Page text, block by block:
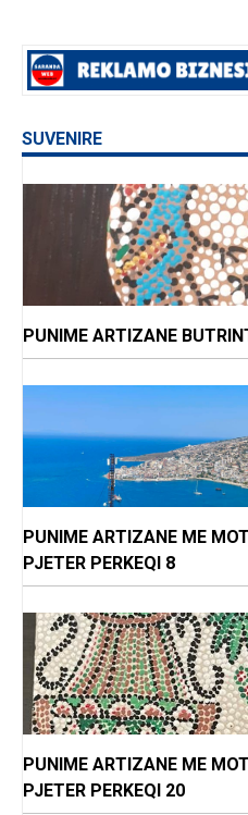
SUVENIRE
PUNIME ARTIZANE
PUNIME ARTIZANE ME
PJETER PERKEQI 8
PUNIME ARTIZANE ME
PJETER PERKEQI 20